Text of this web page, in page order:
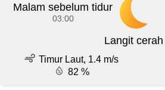
Malam sebelum tidur
03:00
Langit cerah
Timur Laut, 1.4 m/s
82 %